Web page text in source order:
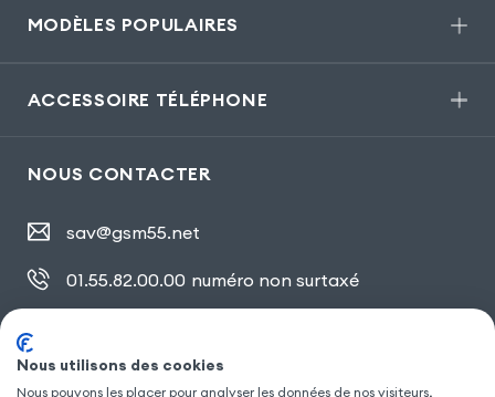
MODÈLES POPULAIRES
ACCESSOIRE TÉLÉPHONE
NOUS CONTACTER
sav@gsm55.net
01.55.82.00.00 numéro non surtaxé
Nous utilisons des cookies
Nous pouvons les placer pour analyser les données de nos visiteurs,